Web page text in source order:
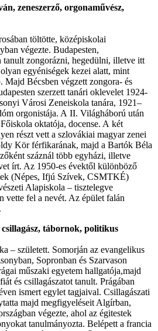
zeneszerző, orgonaművész,
töltötte, középiskolai
végezte. Budapesten,
tanult zongorázni, hegedülni, illetve itt
egyéniségek kezei alatt, mint
Majd Bécsben végzett zongora- és
szerzett tanári oklevelet 1924-
Városi Zeneiskola tanára, 1921–
orgonistája. A II. Világháború után
oktatója, docense. A két
részt vett a szlovákiai magyar zenei
Kör férfikarának, majd a Bartók Béla
száznál több egyházi, illetve
írt. Az 1950-es évektől különböző
(Népes, Ifjú Szívek, CSMTKÉ)
Alapiskola – tisztelegve
vette fel a nevét. Az épület falán
tábornok, politikus
– született. Somorján az evangelikus
Sopronban és Szarvason
műszaki egyetem hallgatója,majd
és csillagászatot tanult. Prágában
ismert egylet tagjaival. Csillagászati
majd megfigyeléseit Algírban,
végezte, ahol az égitestek
tanulmányozta. Belépett a francia